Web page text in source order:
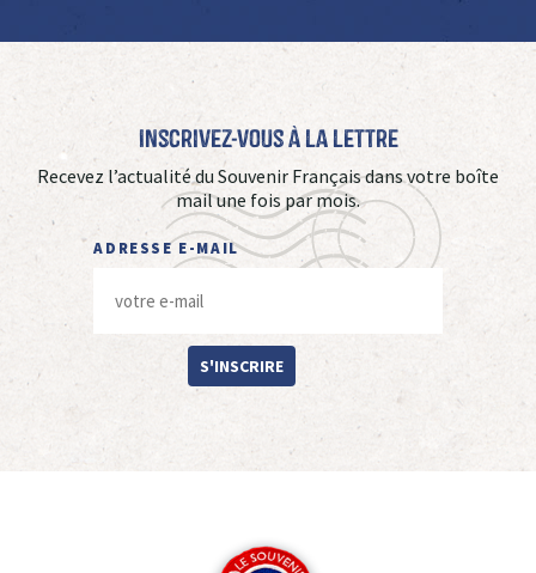
Inscrivez-vous à La Lettre
Recevez l’actualité du Souvenir Français dans votre boîte
mail une fois par mois.
ADRESSE E-MAIL
S'INSCRIRE